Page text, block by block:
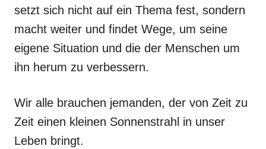
setzt sich nicht auf ein Thema fest, sondern
macht weiter und findet Wege, um seine
eigene Situation und die der Menschen um
ihn herum zu verbessern.
Wir alle brauchen jemanden, der von Zeit zu
Zeit einen kleinen Sonnenstrahl in unser
Leben bringt.